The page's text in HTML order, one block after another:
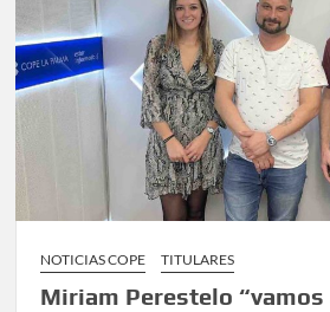
NOTICIAS COPE TITULARES
Miriam Perestelo “vamos